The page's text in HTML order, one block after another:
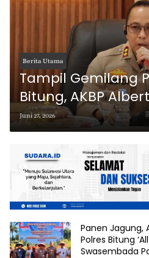
Berita Utama
Tampil Gemilang
Bitung, AKBP
Jabat
Polda Sulut
Juni 27, 2026
Panen Jagung,
Polres Bitung
Swasembada